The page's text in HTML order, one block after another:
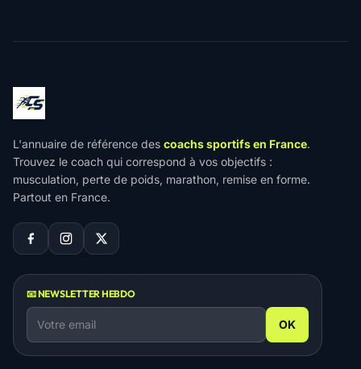
L'annuaire de référence des coachs sportifs en France.
Trouvez le coach qui correspond à vos objectifs :
musculation, perte de poids, marathon, remise en forme.
Partout en France.
📧 NEWSLETTER HEBDO
OK